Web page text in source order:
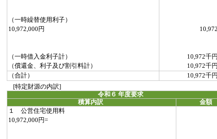
（一時繰替使用利子）
10,972,000円
（一時借入金利子計）
10,972千
（償還金、利子及び割引料計）
10,972千
（合計）
10,972千
[特定財源の内訳]
令和６ 年度要求
積算内訳
金額
１ 公営住宅使用料
10,972,000円=